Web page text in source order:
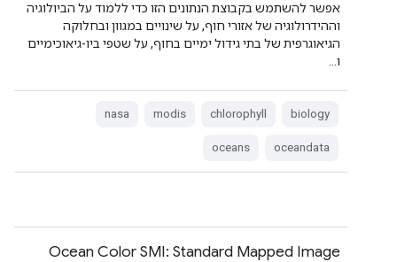
אפשר להשתמש בקבוצת הנתונים הזו כדי ללמוד על הביולוגיה
וההידרולוגיה של אזורי חוף, על שינויים במגוון ובחלוקה
הגיאוגרפית של בתי גידול ימיים בחוף, על שטפי ביו-גיאוכימיים
ו…
biology
chlorophyll
modis
nasa
oceandata
oceans
Ocean Color SMI: Standard Mapped Image